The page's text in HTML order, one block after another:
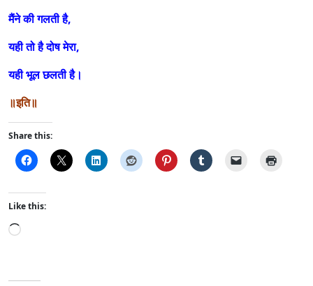
मैंने की गलती है,
यही तो है दोष मेरा,
यही भूल छलती है।
॥इति॥
Share this:
Like this:
L
d